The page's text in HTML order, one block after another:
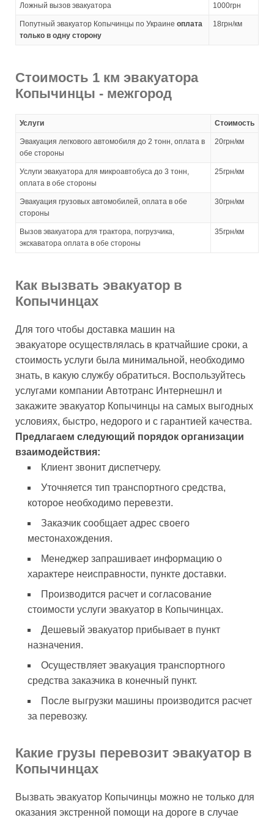
Ложный вызов эвакуатора 1000грн
Попутный эвакуатор Копычинцы по Украине оплата
только в одну сторону
18грн/км
Стоимость 1 км эвакуатора
Копычинцы - межгород
Услуги Стоимость
Эвакуация легкового автомобиля до 2 тонн, оплата в
обе стороны
20грн/км
Услуги эвакуатора для микроавтобуса до 3 тонн,
оплата в обе стороны
25грн/км
Эвакуация грузовых автомобилей, оплата в обе
стороны
30грн/км
Вызов эвакуатора для трактора, погрузчика,
экскаватора оплата в обе стороны
35грн/км
Как вызвать эвакуатор в
Копычинцах
Для того чтобы доставка машин на
эвакуаторе осуществлялась в кратчайшие сроки, а
стоимость услуги была минимальной, необходимо
знать, в какую службу обратиться. Воспользуйтесь
услугами компании Автотранс Интернешнл и
закажите эвакуатор Копычинцы на самых выгодных
условиях, быстро, недорого и с гарантией качества.
Предлагаем следующий порядок организации
взаимодействия:
Клиент звонит диспетчеру.
Уточняется тип транспортного средства,
которое необходимо перевезти.
Заказчик сообщает адрес своего
местонахождения.
Менеджер запрашивает информацию о
характере неисправности, пункте доставки.
Производится расчет и согласование
стоимости услуги эвакуатор в Копычинцах.
Дешевый эвакуатор прибывает в пункт
назначения.
Осуществляет эвакуация транспортного
средства заказчика в конечный пункт.
После выгрузки машины производится расчет
за перевозку.
Какие грузы перевозит эвакуатор в
Копычинцах
Вызвать эвакуатор Копычинцы можно не только для
оказания экстренной помощи на дороге в случае